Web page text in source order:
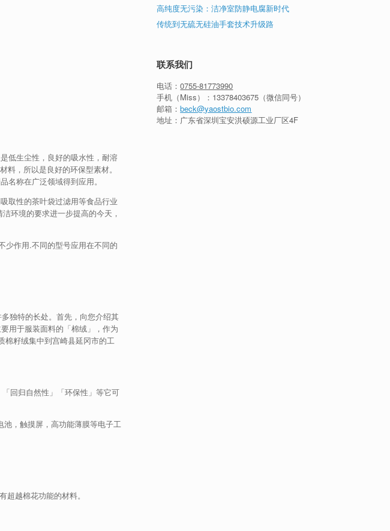
低生尘性，良好的吸水性，耐溶
，所以是良好的环保型素材。
名称在广泛领域得到应用。
取性的茶叶袋过滤用等食品行业
环境的要求进一步提高的今天，
少作用.不同的型号应用在不同的
独特的长处。首先，向您介绍其
用于服装面料的「棉绒」，作为
棉籽绒集中到宫崎县延冈市的工
回归自然性」「环保性」等它可
，触摸屏，高功能薄膜等电子工
越棉花功能的材料。
高纯度无污染：洁净室防静电腐新时代
传统到无硫无硅油手套技术升级路
联系我们
电话：0755-81773990
手机（Miss）： 13378403675 （微信同号）
邮箱：beck@yaostbio.com
地址：广东省深圳宝安洪硕源工业厂区4F